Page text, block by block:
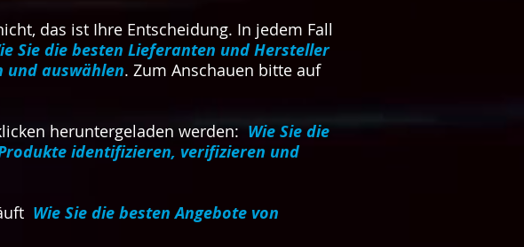
das ist Ihre Entscheidung. In jedem Fall
Sie die besten Lieferanten und Hersteller
auswählen. Zum Anschauen bitte auf
heruntergeladen werden: Wie Sie die
identifizieren, verifizieren und
Wie Sie die besten Angebote von